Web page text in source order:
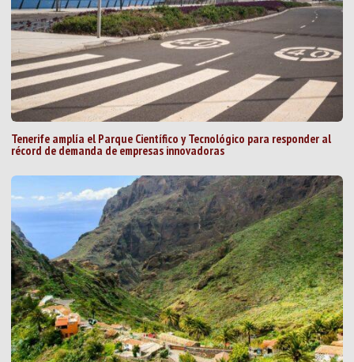
Tenerife amplía el Parque Científico y Tecnológico para responder al
récord de demanda de empresas innovadoras